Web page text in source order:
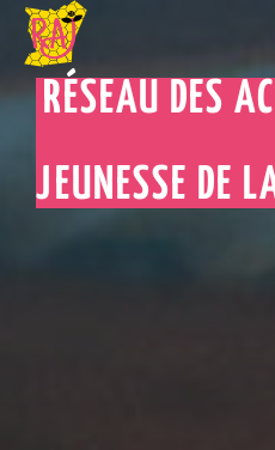
RÉSEAU DES
JEUNESSE DE